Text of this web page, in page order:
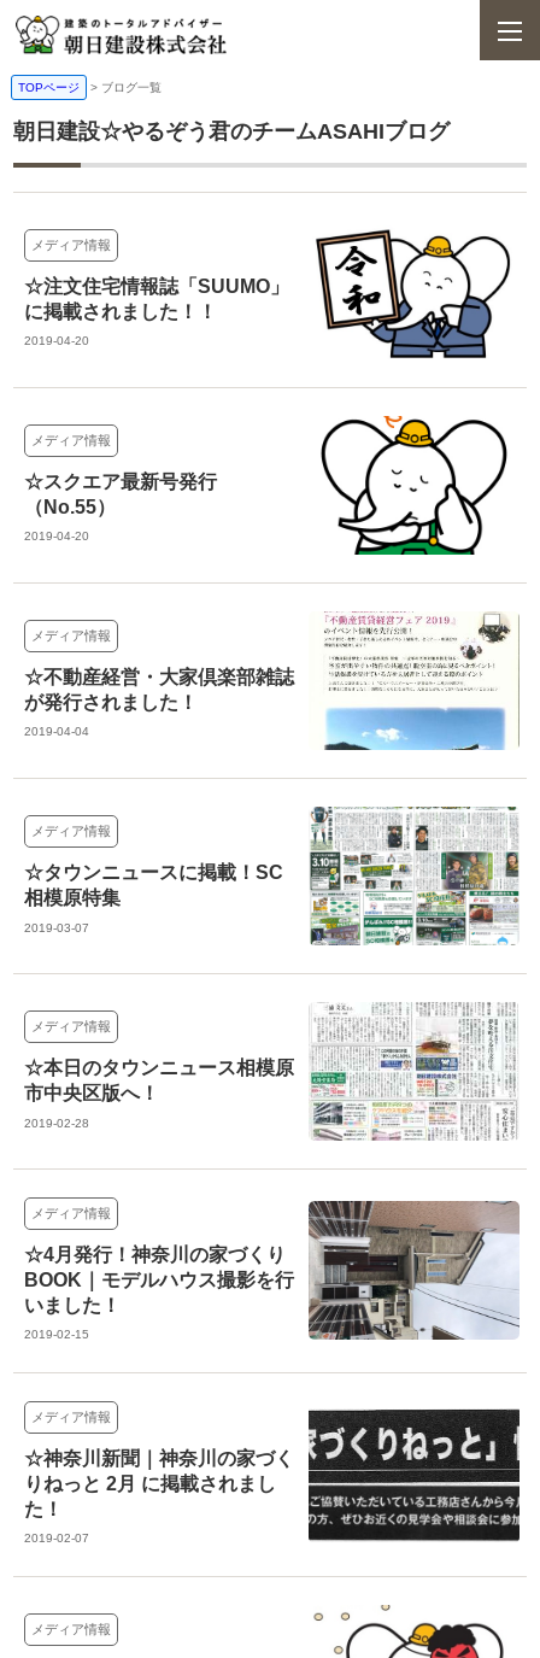
TOPページ > ブログ一覧
朝日建設☆やるぞう君のチームASAHIブログ
メディア情報
☆注文住宅情報誌「SUUMO」
に掲載されました！！
2019-04-20
メディア情報
☆スクエア最新号発行
（No.55）
2019-04-20
メディア情報
☆不動産経営・大家倶楽部雑誌
が発行されました！
2019-04-04
メディア情報
☆タウンニュースに掲載！SC
相模原特集
2019-03-07
メディア情報
☆本日のタウンニュース相模原
市中央区版へ！
2019-02-28
メディア情報
☆4月発行！神奈川の家づくり
BOOK｜モデルハウス撮影を行
いました！
2019-02-15
メディア情報
☆神奈川新聞｜神奈川の家づく
りねっと 2月 に掲載されまし
た！
2019-02-07
メディア情報